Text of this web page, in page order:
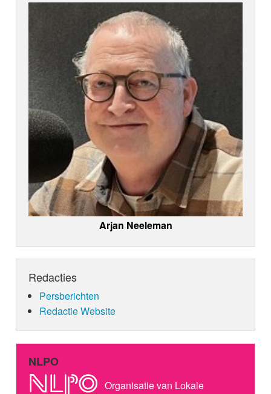
Arjan Neeleman
Redacties
Persberichten
Redactie Website
NLPO
Organisatie van Lokale